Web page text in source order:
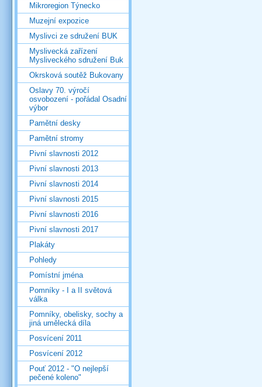
Mikroregion Týnecko
Muzejní expozice
Myslivci ze sdružení BUK
Myslivecká zařízení
Mysliveckého sdružení Buk
Okrsková soutěž Bukovany
Oslavy 70. výročí
osvobození - pořádal Osadní
výbor
Pamětní desky
Pamětní stromy
Pivní slavnosti 2012
Pivní slavnosti 2013
Pivní slavnosti 2014
Pivní slavnosti 2015
Pivní slavnosti 2016
Pivní slavnosti 2017
Plakáty
Pohledy
Pomístní jména
Pomníky - I a II světová
válka
Pomníky, obelisky, sochy a
jiná umělecká díla
Posvícení 2011
Posvícení 2012
Pouť 2012 - "O nejlepší
pečené koleno"